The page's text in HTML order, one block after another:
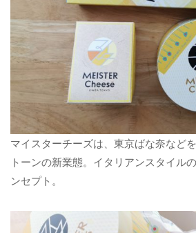
マイスターチーズは、東京ばな奈など
トーンの新業態。イタリアンスタイル
ンセプト。